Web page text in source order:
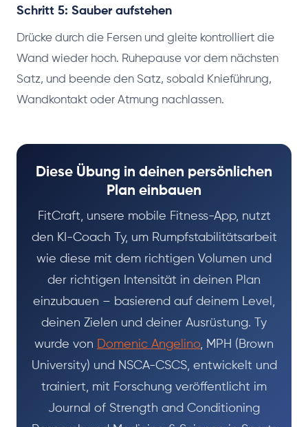
Schritt 5: Sauber aufstehen
Drücke durch die Fersen und gleite kontrolliert die
Wand wieder hoch. Ruhepause vor dem nächsten
Satz, und beende den Satz, sobald Knieführung,
Wandkontakt oder Atmung nachlassen.
Diese Übung in deinen persönlichen
Plan einbauen
FitCraft, unsere mobile Fitness-App, nutzt
den KI-Coach Ty, um Rumpfstabilitätsarbeit
wie diese mit dem richtigen Volumen und
der richtigen Intensität in deinen Plan
einzubauen – basierend auf deinem Level,
deinen Zielen und deiner Ausrüstung. Ty
wurde von
Domenic Angelino, MPH (Brown
University) und NSCA-CSCS, entwickelt und
trainiert, mit Forschung veröffentlicht im
Journal of Strength and Conditioning